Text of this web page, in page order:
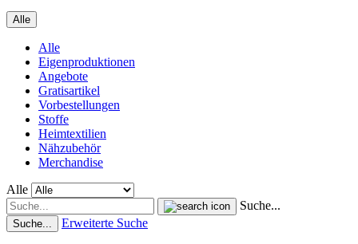
Alle
Alle
Eigenproduktionen
Angebote
Gratisartikel
Vorbestellungen
Stoffe
Heimtextilien
Nähzubehör
Merchandise
Alle
Suche...
Suche... Erweiterte Suche